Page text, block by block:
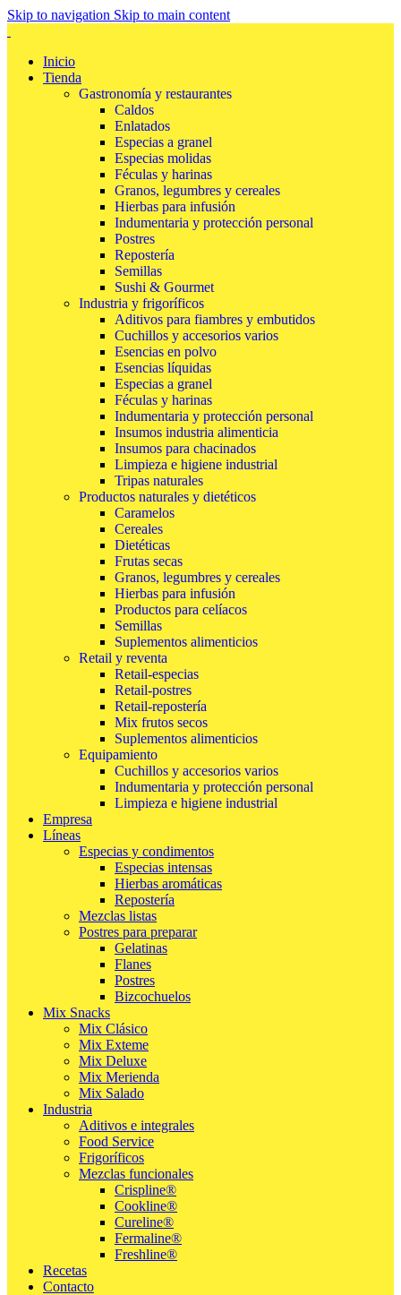
Skip to navigation Skip to main content
Inicio
Tienda
Gastronomía y restaurantes
Caldos
Enlatados
Especias a granel
Especias molidas
Féculas y harinas
Granos, legumbres y cereales
Hierbas para infusión
Indumentaria y protección personal
Postres
Repostería
Semillas
Sushi & Gourmet
Industria y frigoríficos
Aditivos para fiambres y embutidos
Cuchillos y accesorios varios
Esencias en polvo
Esencias líquidas
Especias a granel
Féculas y harinas
Indumentaria y protección personal
Insumos industria alimenticia
Insumos para chacinados
Limpieza e higiene industrial
Tripas naturales
Productos naturales y dietéticos
Caramelos
Cereales
Dietéticas
Frutas secas
Granos, legumbres y cereales
Hierbas para infusión
Productos para celíacos
Semillas
Suplementos alimenticios
Retail y reventa
Retail-especias
Retail-postres
Retail-repostería
Mix frutos secos
Suplementos alimenticios
Equipamiento
Cuchillos y accesorios varios
Indumentaria y protección personal
Limpieza e higiene industrial
Empresa
Líneas
Especias y condimentos
Especias intensas
Hierbas aromáticas
Repostería
Mezclas listas
Postres para preparar
Gelatinas
Flanes
Postres
Bizcochuelos
Mix Snacks
Mix Clásico
Mix Exteme
Mix Deluxe
Mix Merienda
Mix Salado
Industria
Aditivos e integrales
Food Service
Frigoríficos
Mezclas funcionales
Crispline®
Cookline®
Cureline®
Fermaline®
Freshline®
Recetas
Contacto